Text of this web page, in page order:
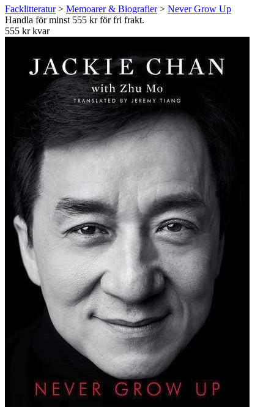
Facklitteratur> Memoarer & Biografier> Never Grow Up
Handla för minst 555 kr för fri frakt.
555 kr kvar